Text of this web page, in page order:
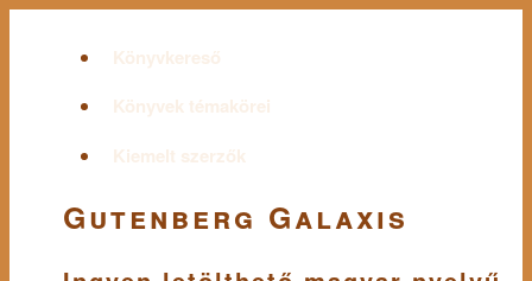
Könyvkereső
Könyvek témakörei
Kiemelt szerzők
Gutenberg Galaxis